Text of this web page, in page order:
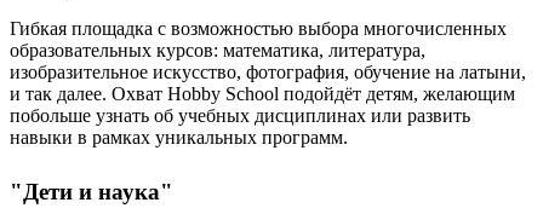
Гибкая площадка с возможностью выбора многочисленных
образовательных курсов: математика, литература,
изобразительное искусство, фотография, обучение на латыни,
и так далее. Охват Hobby School подойдёт детям, желающим
побольше узнать об учебных дисциплинах или развить
навыки в рамках уникальных программ.
"Дети и наука"